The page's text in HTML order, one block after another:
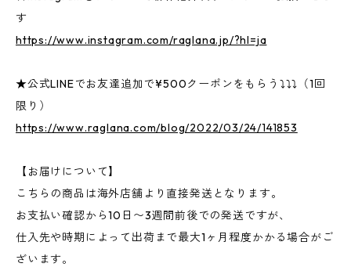
す
https://www.instagram.com/raglana.jp/?hl=ja
★公式LINEでお友達追加で¥500クーポンをもらう⤵⤵⤵（1回
限り）
https://www.raglana.com/blog/2022/03/24/141853
【お届けについて】
こちらの商品は海外店舗より直接発送となります。
お支払い確認から10日〜3週間前後での発送ですが、
仕入先や時期によって出荷まで最大1ヶ月程度かかる場合がご
ざいます。